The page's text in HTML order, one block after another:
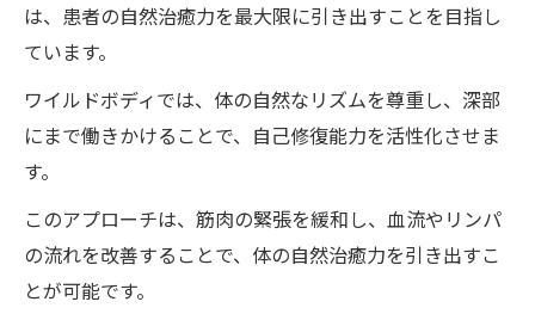
ボディの手法
合的な効果
整体院ワイルドボディの深層アプローチで心身
深層アプローチがもたらす心身の効果
心と体のバランスを整える整体院ワイルド
ボディの力
は、患者の自然治癒力を最大限に引き出すことを目指し
ています。
ワイルドボディでは、体の自然なリズムを尊重し、深部
にまで働きかけることで、自己修復能力を活性化させま
す。
このアプローチは、筋肉の緊張を緩和し、血流やリンパ
の流れを改善することで、体の自然治癒力を引き出すこ
とが可能です。